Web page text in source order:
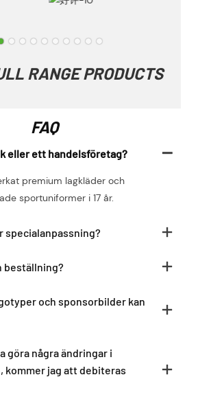
RANGE PRODUCTS
FAQ
eller ett handelsföretag?
premium lagkläder och
sportuniformer i 17 år.
specialanpassning?
beställning?
och sponsorbilder kan
göra några ändringar i
kommer jag att debiteras